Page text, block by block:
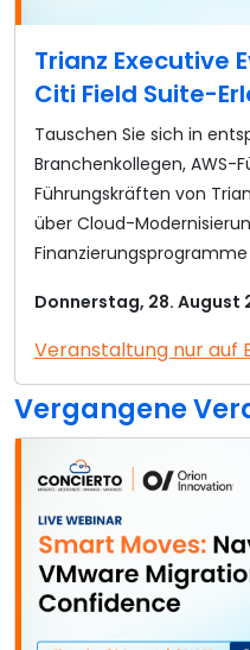
Trianz Executive
Citi Field Suite-
Tauschen Sie sich in
Branchenkollegen, AWS-
Führungskräften von
über Cloud-
Donnerstag, 28. August
Veranstaltung nur auf
Vergangene